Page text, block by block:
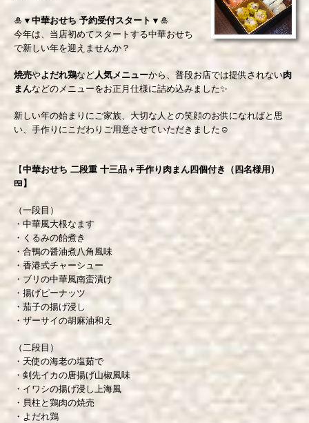
🎍▼中華おせち 予約受付スタート ▼🎍
今年は、当店初めてスタートする中華おせち
で新しい年を迎えませんか？
焼売やよだれ鶏など人気メニューから、普段お店では提供されない肉
まんなどのメニューをお正月仕様に詰め込みました✨
新しい年の始まりにご家族、大切な人との笑顔のお供になればと思
い、手作りにこだわりご用意させていただきました☺️
【中華おせち 二段重 十三品＋手作り肉まん四個付き（四名様用）
🍱】
（一段目）
・中華風大根なます
・くるみの飴煮き
・合鴨の醤油煮八角風味
・香港式チャーシュー
・ブリの中華風南蛮漬け
・揚げピーナッツ
・茄子の揚げ浸し
・ザーサイの胡麻油和え
（二段目）
・天使の海老の塩茹で
・剣先イカの唐揚げ山椒風味
・イワシの揚げ浸し上海風
・貝柱と鶏肉の焼売
・よだれ鶏